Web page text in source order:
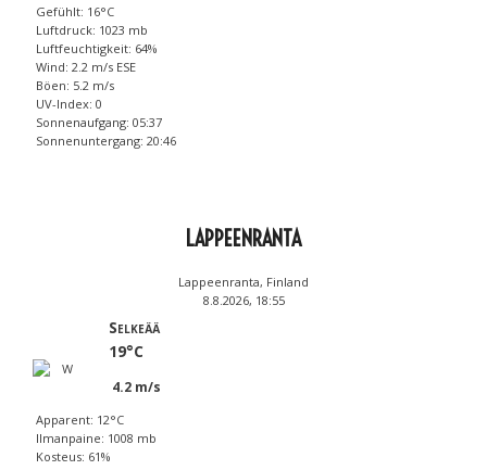
Gefühlt: 16°C
Luftdruck: 1023 mb
Luftfeuchtigkeit: 64%
Wind: 2.2 m/s ESE
Böen: 5.2 m/s
UV-Index: 0
Sonnenaufgang: 05:37
Sonnenuntergang: 20:46
LAPPEENRANTA
Lappeenranta, Finland
8.8.2026, 18:55
Selkeää
19°C
4.2 m/s
Apparent: 12°C
Ilmanpaine: 1008 mb
Kosteus: 61%